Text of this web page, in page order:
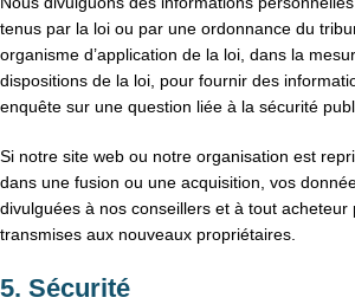
tenus par la loi ou par une ordonnance du
organisme d’application de la loi, dans la
dispositions de la loi, pour fournir des
enquête sur une question liée à la sécurité
Si notre site web ou notre organisation est
dans une fusion ou une acquisition, vos
divulguées à nos conseillers et à tout acheteur
transmises aux nouveaux propriétaires.
5. Sécurité